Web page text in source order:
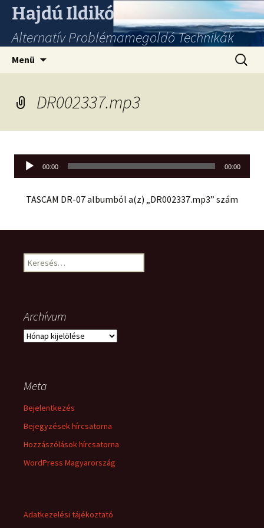
Hajdú Ildikó
Alternatív Problémamegoldó Technikák
Menü
DR002337.mp3
Audió
lejátszó
00:00 00:00
TASCAM DR-07 albumból a(z) „DR002337.mp3” szám
Keresés:
Archívum
Archívum
Meta
Bejelentkezés
Bejegyzések hírcsatorna
Hozzászólások hírcsatorna
WordPress Magyarország
Adatkezelési tájékoztató